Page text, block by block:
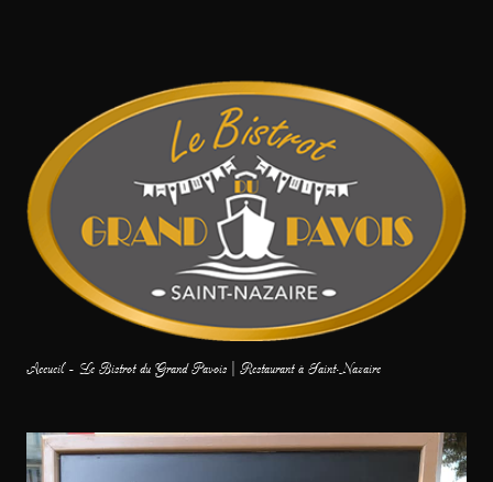
Accueil – Le Bistrot du Grand Pavois | Restaurant à Saint-Nazaire